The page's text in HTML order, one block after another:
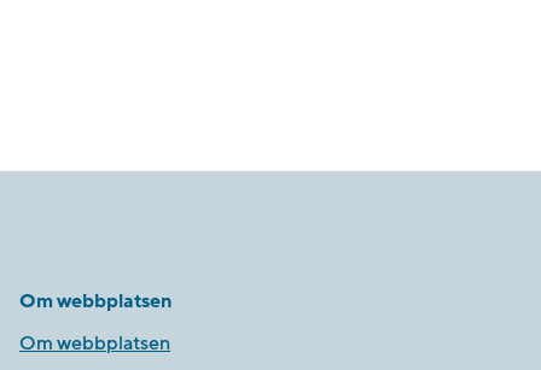
Om webbplatsen
Om webbplatsen